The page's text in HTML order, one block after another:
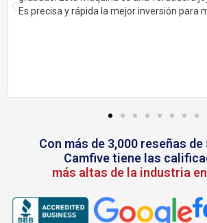
Es precisa y rápida la mejor inversión para
Con más de 3,000 reseñas
Camfive tiene las
más altas de la industria